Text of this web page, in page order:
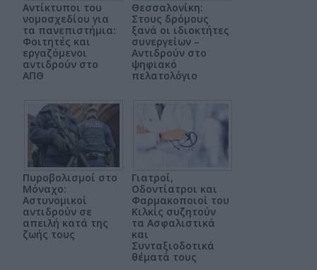
Αντίκτυποι του
νομοσχεδίου για
τα πανεπιστήμια:
Φοιτητές και
εργαζόμενοι
αντιδρούν στο
ΑΠΘ
Θεσσαλονίκη:
Στους δρόμους
ξανά οι ιδιοκτήτες
συνεργείων –
Αντιδρούν στο
ψηφιακό
πελατολόγιο
Πυροβολισμοί στο
Μόναχο:
Αστυνομικοί
αντιδρούν σε
απειλή κατά της
ζωής τους
Γιατροί,
Οδοντίατροι και
Φαρμακοποιοί του
Κιλκίς συζητούν
τα Ασφαλιστικά
και
Συνταξιοδοτικά
θέματά τους